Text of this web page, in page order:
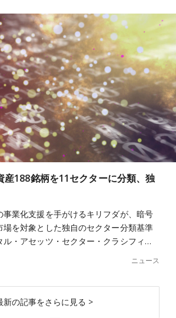
産188銘柄を11セクターに分類、独
事業化支援を手がけるキリフダが、暗号
場を対象とした独自のセクター分類基準
ル・アセッツ・セクター・クラシフィ…
ニュース
新の記事をさらに見る >